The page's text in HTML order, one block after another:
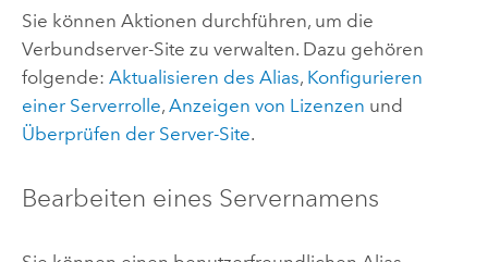
Sie können Aktionen durchführen, um die
Verbundserver-Site zu verwalten. Dazu gehören
folgende: Aktualisieren des Alias, Konfigurieren
einer Serverrolle, Anzeigen von Lizenzen und
Überprüfen der Server-Site.
Bearbeiten eines Servernamens